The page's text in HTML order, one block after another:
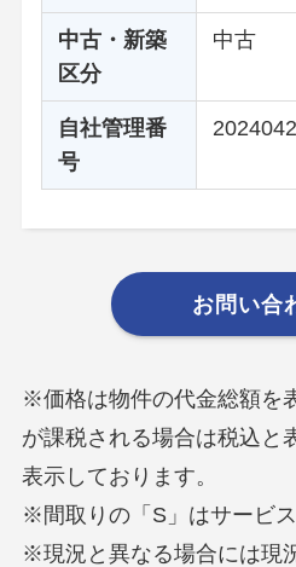
中古・新築
区分
中古
自社管理番
号
お問い合
※価格は物件の代金総額を
が課税される場合は税込と
表示しております。
※間取りの「S」はサービ
※現況と異なる場合には現